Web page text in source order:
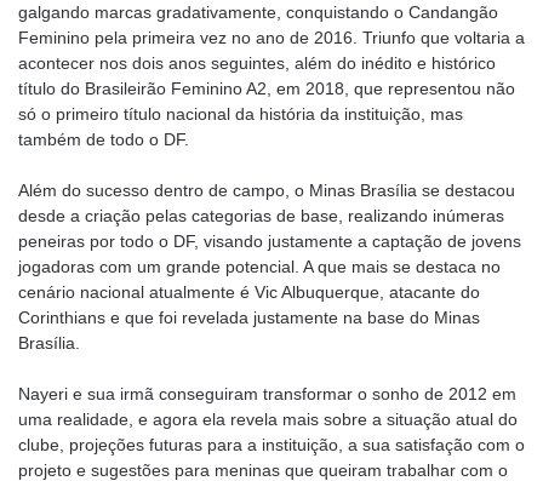
galgando marcas gradativamente, conquistando o Candangão
Feminino pela primeira vez no ano de 2016. Triunfo que voltaria a
acontecer nos dois anos seguintes, além do inédito e histórico
título do Brasileirão Feminino A2, em 2018, que representou não
só o primeiro título nacional da história da instituição, mas
também de todo o DF.
Além do sucesso dentro de campo, o Minas Brasília se destacou
desde a criação pelas categorias de base, realizando inúmeras
peneiras por todo o DF, visando justamente a captação de jovens
jogadoras com um grande potencial. A que mais se destaca no
cenário nacional atualmente é Vic Albuquerque, atacante do
Corinthians e que foi revelada justamente na base do Minas
Brasília.
Nayeri e sua irmã conseguiram transformar o sonho de 2012 em
uma realidade, e agora ela revela mais sobre a situação atual do
clube, projeções futuras para a instituição, a sua satisfação com o
projeto e sugestões para meninas que queiram trabalhar com o